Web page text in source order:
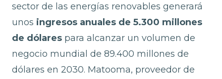
sector de las energías renovables generará
unos ingresos anuales de 5.300 millones
de dólares para alcanzar un volumen de
negocio mundial de 89.400 millones de
dólares en 2030. Matooma, proveedor de